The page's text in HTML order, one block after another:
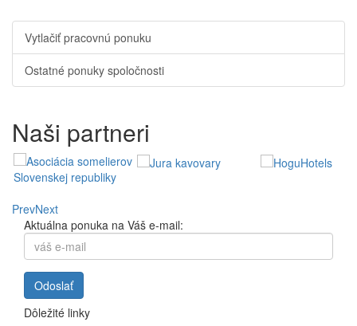
Vytlačiť pracovnú ponuku
Ostatné ponuky spoločnosti
Naši partneri
PrevNext
Aktuálna ponuka na Váš e-mail:
Dôležité linky